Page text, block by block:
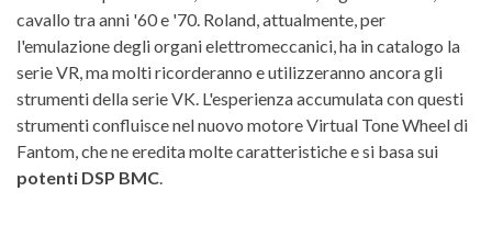
cavallo tra anni '60 e '70. Roland, attualmente, per
l'emulazione degli organi elettromeccanici, ha in catalogo la
serie VR, ma molti ricorderanno e utilizzeranno ancora gli
strumenti della serie VK. L'esperienza accumulata con questi
strumenti confluisce nel nuovo motore Virtual Tone Wheel di
Fantom, che ne eredita molte caratteristiche e si basa sui
potenti DSP BMC.